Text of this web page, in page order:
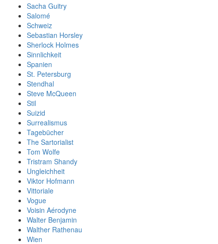
Sacha Guitry
Salomé
Schweiz
Sebastian Horsley
Sherlock Holmes
Sinnlichkeit
Spanien
St. Petersburg
Stendhal
Steve McQueen
Stil
Suizid
Surrealismus
Tagebücher
The Sartorialist
Tom Wolfe
Tristram Shandy
Ungleichheit
Viktor Hofmann
Vittoriale
Vogue
Voisin Aérodyne
Walter Benjamin
Walther Rathenau
Wien